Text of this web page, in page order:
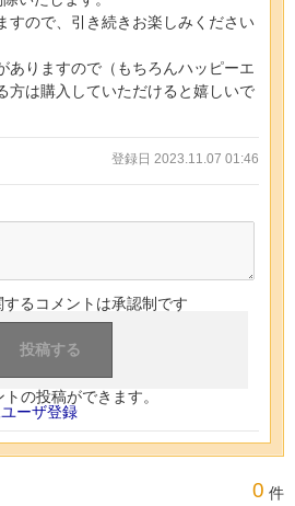
すので、引き続きお楽しみください
ありますので（もちろんハッピーエ
方は購入していただけると嬉しいで
登録日 2023.11.07 01:46
するコメントは承認制です
の投稿ができます。
ーザ登録
0 件